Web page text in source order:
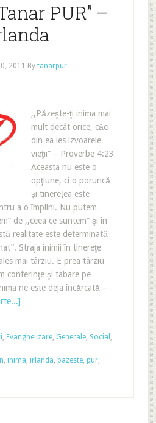
PUR” –
2011 Bytanarpur
,,Păzeşte-ţi inima mai
mult decât orice, căci
din ea ies izvoarele
vieţii” – Proverbe 4:23
Aceasta nu este o
opţiune, ci o poruncă
şi tinereţea este
a o împlini. Nu putem
de ,,ceea ce suntem” şi în
realitate este determinată
Straja inimii în tinereţe
mai târziu. E prea târziu
conferinţe şi tabare pe
ne este deja încărcată –
, Evanghelizare, Generale, Social ,
, inima, irlanda, pazeste, pur,